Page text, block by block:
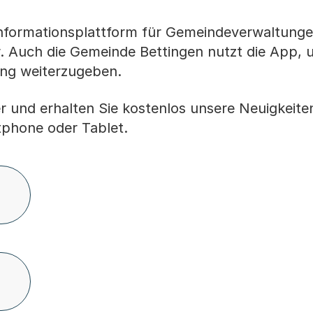
für
Auch die Gemeinde Bettingen nutzt die App,
weiterzugeben.
und erhalten Sie kostenlos unsere
oder Tablet.